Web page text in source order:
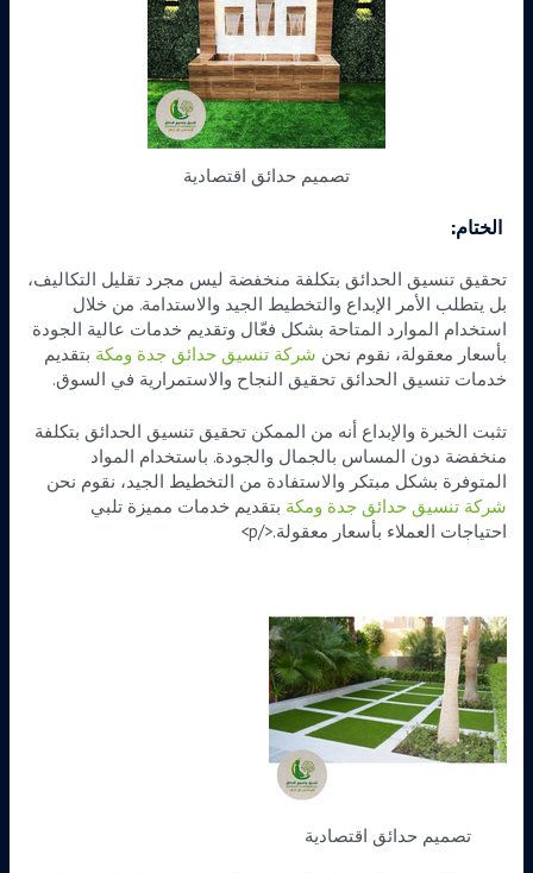
تصميم حدائق اقتصادية
الختام:
تحقيق تنسيق الحدائق بتكلفة منخفضة ليس مجرد تقليل التكاليف،
بل يتطلب الأمر الإبداع والتخطيط الجيد والاستدامة. من خلال
استخدام الموارد المتاحة بشكل فعّال وتقديم خدمات عالية الجودة
بأسعار معقولة، نقوم نحن شركة تنسيق حدائق جدة ومكة بتقديم
خدمات تنسيق الحدائق تحقيق النجاح والاستمرارية في السوق.
تثبت الخبرة والإبداع أنه من الممكن تحقيق تنسيق الحدائق بتكلفة
منخفضة دون المساس بالجمال والجودة. باستخدام المواد
المتوفرة بشكل مبتكر والاستفادة من التخطيط الجيد، نقوم نحن
شركة تنسيق حدائق جدة ومكة بتقديم خدمات مميزة تلبي
احتياجات العملاء بأسعار معقولة.</p>
تصميم حدائق اقتصادية